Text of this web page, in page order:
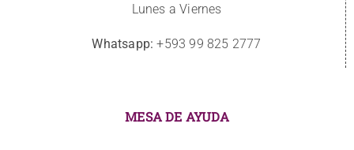
Lunes a Viernes
Whatsapp: +593 99 825 2777
MESA DE AYUDA